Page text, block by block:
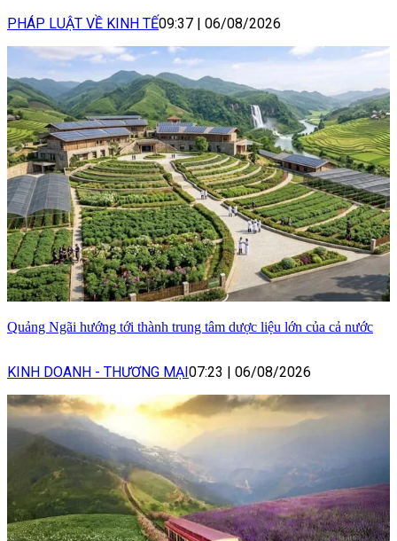
PHÁP LUẬT VỀ KINH TẾ09:37 06/08/2026
Quảng Ngãi hướng tới thành trung tâm dược liệu lớn của cả nước
KINH DOANH - THƯƠNG MẠI 07:23 06/08/2026